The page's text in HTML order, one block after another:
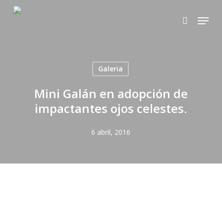
search
Menu
Galeria
Mini Galán en adopción de
impactantes ojos celestes.
6 abril, 2016